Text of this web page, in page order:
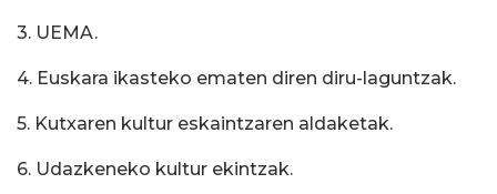
3. UEMA.
4. Euskara ikasteko ematen diren diru-laguntzak.
5. Kutxaren kultur eskaintzaren aldaketak.
6. Udazkeneko kultur ekintzak.